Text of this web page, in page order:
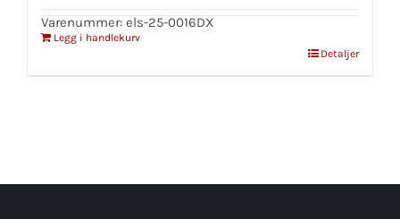
Varenummer: els-25-0016DX
Legg i handlekurv
Detaljer